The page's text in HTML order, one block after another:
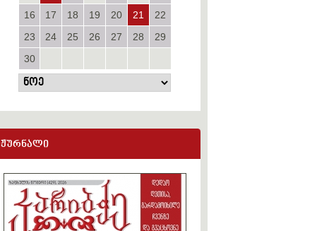
16
17 18 19 20 21
22
23
24 25 26 27 28
29
30
ჟურნალი